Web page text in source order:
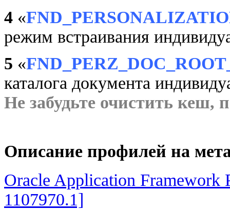
4 «
режим встраивания
5 «
каталога документа
Не забудьте очистить кеш,
Описание профилей на
Oracle Application Framework
1107970.1]